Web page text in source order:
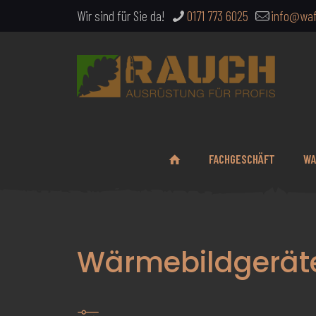
Wir sind für Sie da! 0171 773 6025
FACHGESCHÄFT